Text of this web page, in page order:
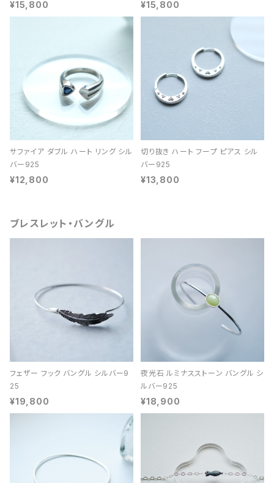
¥15,800 ¥15,800
サファイア ダブル ハート リング シル
バー925
¥12,800
切り抜き ハート フープ ピアス シル
バー925
¥13,800
ブレスレット・バングル
フェザー フック バングル シルバー9
25
¥19,800
夜光石 ルミナスストーン バングル シ
ルバー925
¥18,900